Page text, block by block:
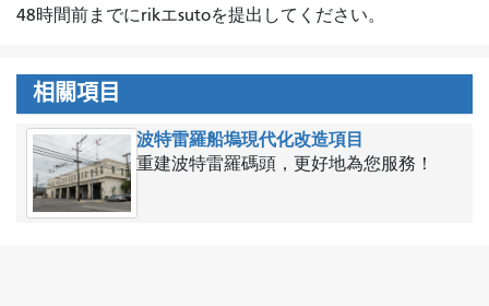
48時間前までにrikエsutoを提出してください。
相關項目
波特雷羅船塢現代化改造項目
重建波特雷羅碼頭，更好地為您服務！